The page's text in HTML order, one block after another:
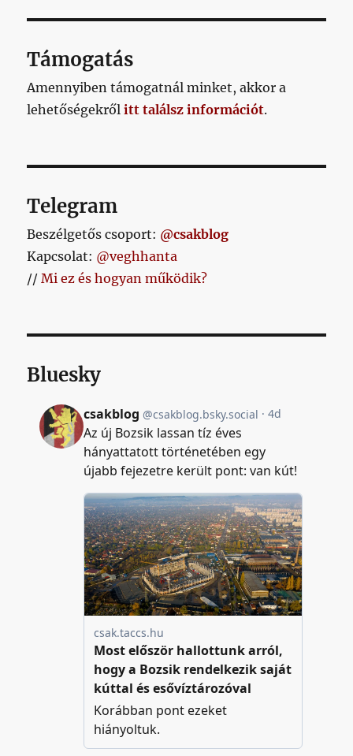
zártkapuról
feltett
kérdésünkre,
ahogy
volt,
semmit
című
bejegyzéshez
Támogatás
Amennyiben támogatnál minket, akkor a
lehetőségekrőlitt találsz információt.
Telegram
Beszélgetős csoport: @csakblog
Kapcsolat: @veghhanta
//Mi ez és hogyan működik?
Bluesky